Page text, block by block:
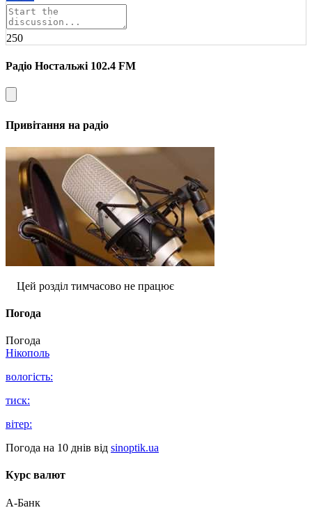
250
Радіо Ностальжі 102.4 FM
Привітання на радіо
Цей розділ тимчасово не працює
Погода
Погода
Нікополь
вологість:
тиск:
вітер:
Погода на 10 днів від sinoptik.ua
Курс валют
А-Банк